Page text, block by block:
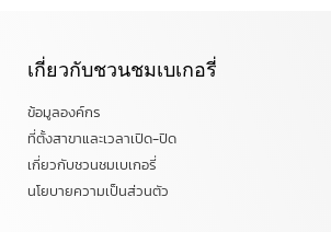
เกี่ยวกับชวนชมเบเกอรี่
ข้อมูลองค์กร
ที่ตั้งสาขาและเวลาเปิด-ปิด
เกี่ยวกับชวนชมเบเกอรี่
นโยบายความเป็นส่วนตัว